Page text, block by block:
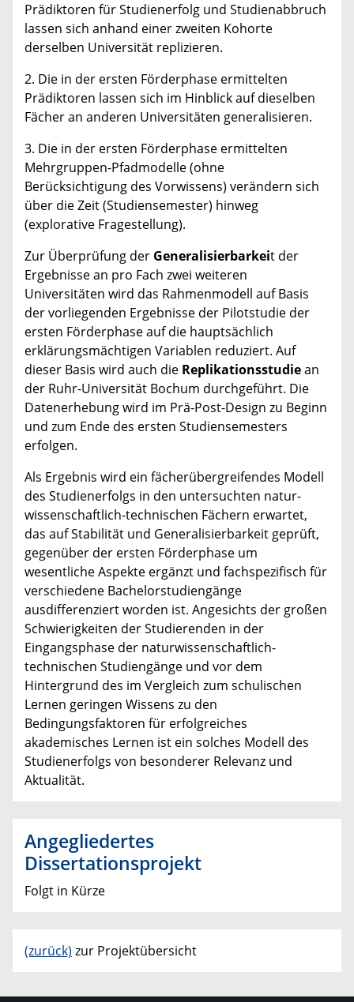
Prädiktoren für Studienerfolg und Studienabbruch
lassen sich anhand einer zweiten Kohorte
derselben Universität replizieren.
2. Die in der ersten Förderphase ermittelten
Prädiktoren lassen sich im Hinblick auf dieselben
Fächer an anderen Universitäten generalisieren.
3. Die in der ersten Förderphase ermittelten
Mehrgruppen-Pfadmodelle (ohne
Berücksichtigung des Vorwissens) verändern sich
über die Zeit (Studiensemester) hinweg
(explorative Fragestellung).
Zur Überprüfung der Generalisierbarkeit der
Ergebnisse an pro Fach zwei weiteren
Universitäten wird das Rahmenmodell auf Basis
der vorliegenden Ergebnisse der Pilotstudie der
ersten Förderphase auf die hauptsächlich
erklärungsmächtigen Variablen reduziert. Auf
dieser Basis wird auch die Replikationsstudiean
der Ruhr-Universität Bochum durchgeführt. Die
Datenerhebung wird im Prä-Post-Design zu Beginn
und zum Ende des ersten Studiensemesters
erfolgen.
Als Ergebnis wird ein fächerübergreifendes Modell
des Studienerfolgs in den untersuchten natur-
wissenschaftlich-technischen Fächern erwartet,
das auf Stabilität und Generalisierbarkeit geprüft,
gegenüber der ersten Förderphase um
wesentliche Aspekte ergänzt und fachspezifisch für
verschiedene Bachelorstudiengänge
ausdifferenziert worden ist. Angesichts der großen
Schwierigkeiten der Studierenden in der
Eingangsphase der naturwissenschaftlich-
technischen Studiengänge und vor dem
Hintergrund des im Vergleich zum schulischen
Lernen geringen Wissens zu den
Bedingungsfaktoren für erfolgreiches
akademisches Lernen ist ein solches Modell des
Studienerfolgs von besonderer Relevanz und
Aktualität.
Angegliedertes
Dissertationsprojekt
Folgt in Kürze
(zurück) zur Projektübersicht